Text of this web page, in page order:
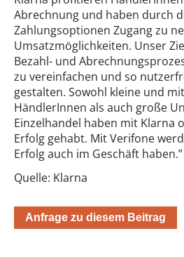
Abrechnung und haben durch
Zahlungsoptionen Zugang zu
Umsatzmöglichkeiten. Unser
Bezahl- und
zu vereinfachen und so
gestalten. Sowohl kleine und
HändlerInnen als auch große
Einzelhandel haben mit Klarna
Erfolg gehabt. Mit Verifone
Erfolg auch im Geschäft haben.”
Quelle: Klarna
Anfrage zu diesem Beitrag